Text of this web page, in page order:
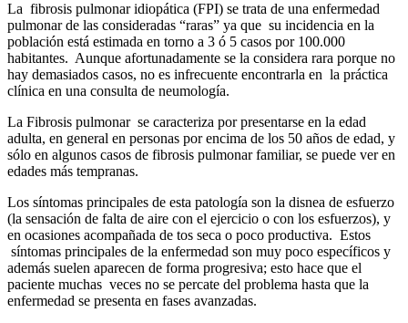
La fibrosis pulmonar idiopática (FPI) se trata de una enfermedad
pulmonar de las consideradas “raras” ya que su incidencia en la
población está estimada en torno a 3 ó 5 casos por 100.000
habitantes. Aunque afortunadamente se la considera rara porque no
hay demasiados casos, no es infrecuente encontrarla en la práctica
clínica en una consulta de neumología.
La Fibrosis pulmonar se caracteriza por presentarse en la edad
adulta, en general en personas por encima de los 50 años de edad, y
sólo en algunos casos de fibrosis pulmonar familiar, se puede ver en
edades más tempranas.
Los síntomas principales de esta patología son la disnea de esfuerzo
(la sensación de falta de aire con el ejercicio o con los esfuerzos), y
en ocasiones acompañada de tos seca o poco productiva. Estos
síntomas principales de la enfermedad son muy poco específicos y
además suelen aparecen de forma progresiva; esto hace que el
paciente muchas veces no se percate del problema hasta que la
enfermedad se presenta en fases avanzadas.